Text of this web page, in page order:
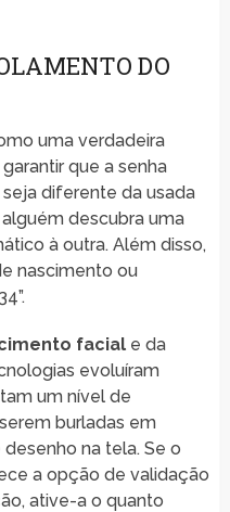
DO
uma verdadeira
que a senha
diferente da usada
descubra uma
à outra. Além disso,
nascimento ou
faciale da
evoluíram
um nível de
burladas em
na tela. Se o
a opção de validação
ative-a o quanto